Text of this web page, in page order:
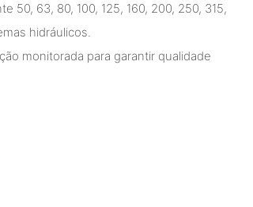
50, 63, 80, 100, 125, 160, 200, 250, 315,
hidráulicos.
monitorada para garantir qualidade